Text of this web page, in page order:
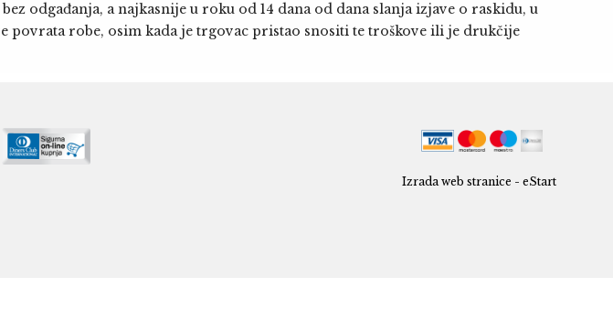
odgađanja, a najkasnije u roku od 14 dana od dana slanja izjave o raskidu, u
povrata robe, osim kada je trgovac pristao snositi te troškove ili je drukčije
Izrada web stranice - eStart